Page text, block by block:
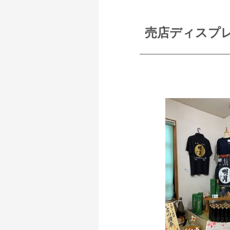
売店ディスプ